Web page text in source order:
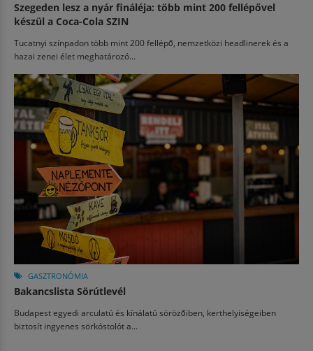
Szegeden lesz a nyár fináléja: több mint 200 fellépővel
készül a Coca-Cola SZIN
Tucatnyi színpadon több mint 200 fellépő, nemzetközi headlinerek és a
hazai zenei élet meghatározó...
GASZTRONÓMIA
Bakancslista Sörútlevél
Budapest egyedi arculatú és kínálatú sörözőiben, kerthelyiségeiben
biztosít ingyenes sörkóstolót a...